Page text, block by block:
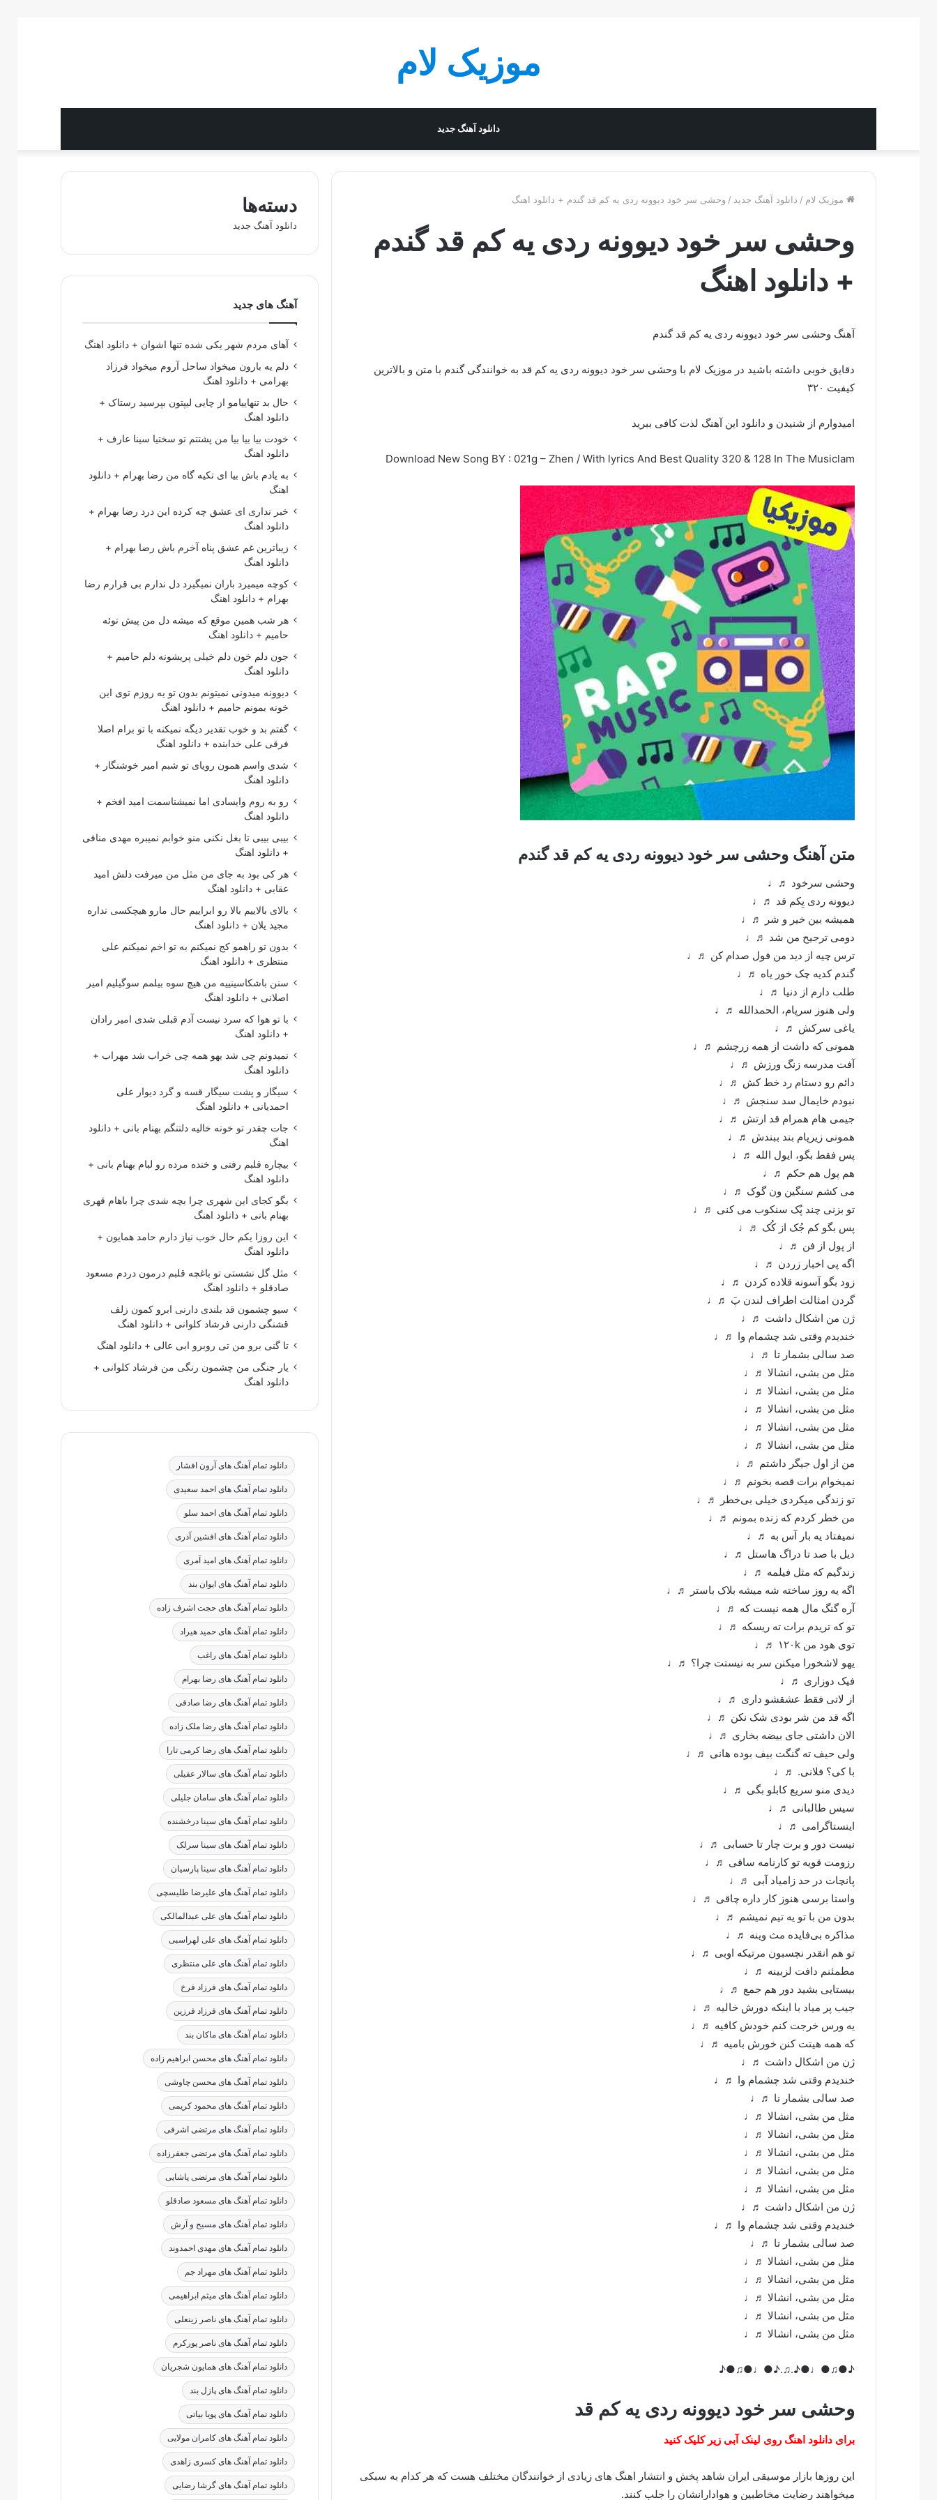
موزیک لام
دانلود آهنگ جدید
موزیک لام / دانلود آهنگ جدید / وحشی سر خود دیوونه ردی یه کم قد گندم + دانلود اهنگ
وحشی سر خود دیوونه ردی یه کم قد گندم
+ دانلود اهنگ
آهنگ وحشی سر خود دیوونه ردی یه کم قد گندم
دقایق خوبی داشته باشید در موزیک لام با وحشی سر خود دیوونه ردی یه کم قد به خوانندگی گندم با متن و بالاترین
کیفیت ۳۲۰
امیدوارم از شنیدن و دانلود این آهنگ لذت کافی ببرید
Download New Song BY : 021g – Zhen / With lyrics And Best Quality 320 & 128 In The Musiclam
متن آهنگ وحشی سر خود دیوونه ردی یه کم قد گندم
وحشی سرخود ♬♩
دیوونه ردی یِکم قد ♬♩
همیشه بین خیر و شر ♬♩
دومی ترجیح من شد ♬♩
ترس چیه از دید من فول صدام کن ♬♩
گندم کدیه چک خور یاه ♬♩
طلب دارم از دنیا ♬♩
ولی هنوز سرپام، الحمدالله ♬♩
یاغی سرکش ♬♩
همونی که داشت از همه زرچشم ♬♩
آفت مدرسه زنگ ورزش ♬♩
دائم رو دستام رد خط کش ♬♩
نبودم خایمال سد سنجش ♬♩
جیمی هام همرام قد ارتش ♬♩
همونی زیرپام بند ببندش ♬♩
پس فقط بگو، ایول الله ♬♩
هم پول هم حکم ♬♩
می کشم سنگین ون گوک ♬♩
تو بزنی چند پُک سنکوب می کنی ♬♩
پس بگو کم جُک از کُک ♬♩
از پول از فن ♬♩
اگه پی اخبار زردن ♬♩
زود بگو آسونه قلاده کردن ♬♩
گردن امثالت اطراف لندن پَ ♬♩
ژن من اشکال داشت ♬♩
خندیدم وقتی شد چشمام وا ♬♩
صد سالی بشمار تا ♬♩
مثل من بشی، انشالا ♬♩
مثل من بشی، انشالا ♬♩
مثل من بشی، انشالا ♬♩
مثل من بشی، انشالا ♬♩
مثل من بشی، انشالا ♬♩
من از اول جیگر داشتم ♬♩
نمیخوام برات قصه بخونم ♬♩
تو زندگی میکردی خیلی بی‌خطر ♬♩
من خطر کردم که زنده بمونم ♬♩
نمیفتاد یه بار آس به ♬♩
دیل با صد تا دراگ هاستل ♬♩
زندگیم که مثل فیلمه ♬♩
اگه یه روز ساخته شه میشه بلاک باستر ♬♩
آره گنگ مال همه نیست که ♬♩
تو که تریدم برات ته ریسکه ♬♩
توی هود من ۱۲۰k ♬♩
یهو لاشخورا میکنن سر به نیستت چرا؟ ♬♩
فیک دوزاری ♬♩
از لاتی فقط عشقشو داری ♬♩
اگه قد من شر بودی شک نکن ♬♩
الان داشتی جای بیضه بخاری ♬♩
ولی حیف ته گنگت بیف بوده هانی ♬♩
با کی؟ فلانی. ♬♩
دیدی منو سریع کابلو بگی ♬♩
سیس طالبانی ♬♩
اینستاگرامی ♬♩
نیست دور و برت چار تا حسابی ♬♩
رزومت قویه تو کارنامه ساقی ♬♩
پانچات در حد زامیاد آبی ♬♩
واستا برسی هنوز کار داره چاقی ♬♩
بدون من با تو یه تیم نمیشم ♬♩
مذاکره بی‌فایده مث وینه ♬♩
تو هم انقدر نچسبون مرتیکه اوبی ♬♩
مطمئنم دافت لزبینه ♬♩
بیستایی بشید دور هم جمع ♬♩
جیب پر میاد با اینکه دورش خالیه ♬♩
یه ورس خرجت کنم خودش کافیه ♬♩
که همه هیتت کنن خورش بامیه ♬♩
ژن من اشکال داشت ♬♩
خندیدم وقتی شد چشمام وا ♬♩
صد سالی بشمار تا ♬♩
مثل من بشی، انشالا ♬♩
مثل من بشی، انشالا ♬♩
مثل من بشی، انشالا ♬♩
مثل من بشی، انشالا ♬♩
مثل من بشی، انشالا ♬♩
ژن من اشکال داشت ♬♩
خندیدم وقتی شد چشمام وا ♬♩
صد سالی بشمار تا ♬♩
مثل من بشی، انشالا ♬♩
مثل من بشی، انشالا ♬♩
مثل من بشی، انشالا ♬♩
مثل من بشی، انشالا ♬♩
مثل من بشی، انشالا ♬♩
♪●♫●♩●♪.♫.♪●♩●♫●♪
وحشی سر خود دیوونه ردی یه کم قد
برای دانلود اهنگ روی لینک آبی زیر کلیک کنید
این روزها بازار موسیقی ایران شاهد پخش و انتشار اهنگ های زیادی از خوانندگان مختلف هست که هر کدام به سبکی
میخواهند رضایت مخاطبین و هوادارانشان را جلب کنند.
دسته‌ها
دانلود آهنگ جدید
آهنگ های جدید
آهای مردم شهر یکی شده تنها اشوان + دانلود اهنگ
دلم یه بارون میخواد ساحل آروم میخواد فرزاد
بهرامی + دانلود اهنگ
حال بد تنهاییامو از چایی لیپتون بپرسید رستاک +
دانلود اهنگ
خودت بیا بیا بیا من پشتتم تو سختیا سینا عارف +
دانلود اهنگ
به یادم باش بیا ای تکیه گاه من رضا بهرام + دانلود
اهنگ
خبر نداری ای عشق چه کرده این درد رضا بهرام +
دانلود اهنگ
زیباترین غم عشق پناه آخرم باش رضا بهرام +
دانلود اهنگ
کوچه میمیرد باران نمیگیرد دل ندارم بی قرارم رضا
بهرام + دانلود اهنگ
هر شب همین موقع که میشه دل من پیش توئه
حامیم + دانلود اهنگ
جون دلم خون دلم خیلی پریشونه دلم حامیم +
دانلود اهنگ
دیوونه میدونی نمیتونم بدون تو یه روزم توی این
خونه بمونم حامیم + دانلود اهنگ
گفتم بد و خوب تقدیر دیگه نمیکنه با تو برام اصلا
فرقی علی خدابنده + دانلود اهنگ
شدی واسم همون رویای تو شبم امیر خوشنگار +
دانلود اهنگ
رو به روم وایسادی اما نمیشناسمت امید افخم +
دانلود اهنگ
بیبی بیبی تا بغل نکنی منو خوابم نمیبره مهدی منافی
+ دانلود اهنگ
هر کی بود به جای من مثل من میرفت دلش امید
عقابی + دانلود اهنگ
بالای بالاییم بالا رو ابراییم حال مارو هیچکسی نداره
مجید یلان + دانلود اهنگ
بدون تو راهمو کج نمیکنم به تو اخم نمیکنم علی
منتظری + دانلود اهنگ
سنن باشکاسینییه من هیچ سوه بیلمم سوگیلیم امیر
اصلانی + دانلود اهنگ
با تو هوا که سرد نیست آدم قبلی شدی امیر رادان
+ دانلود اهنگ
نمیدونم چی شد یهو همه چی خراب شد مهراب +
دانلود اهنگ
سیگار و پشت سیگار قسه و گرد دیوار علی
احمدیانی + دانلود اهنگ
جات چقدر تو خونه خالیه دلتنگم بهنام بانی + دانلود
اهنگ
بیچاره قلبم رفتی و خنده مرده رو لبام بهنام بانی +
دانلود اهنگ
بگو کجای این شهری چرا بچه شدی چرا باهام قهری
بهنام بانی + دانلود اهنگ
این روزا یکم حال خوب نیاز دارم حامد همایون +
دانلود اهنگ
مثل گل نشستی تو باغچه قلبم درمون دردم مسعود
صادقلو + دانلود اهنگ
سیو چشمون قد بلندی دارنی ابرو کمون زلف
قشنگی دارنی فرشاد کلوانی + دانلود اهنگ
تا گنی برو من تی روبرو ابی عالی + دانلود اهنگ
یار جنگی من چشمون رنگی من فرشاد کلوانی +
دانلود اهنگ
دانلود تمام آهنگ های آرون افشار
دانلود تمام آهنگ های احمد سعیدی
دانلود تمام آهنگ های احمد سلو
دانلود تمام آهنگ های افشین آذری
دانلود تمام آهنگ های امید آمری
دانلود تمام آهنگ های ایوان بند
دانلود تمام آهنگ های حجت اشرف زاده
دانلود تمام آهنگ های حمید هیراد
دانلود تمام آهنگ های راغب
دانلود تمام آهنگ های رضا بهرام
دانلود تمام آهنگ های رضا صادقی
دانلود تمام آهنگ های رضا ملک زاده
دانلود تمام آهنگ های رضا کرمی تارا
دانلود تمام آهنگ های سالار عقیلی
دانلود تمام آهنگ های سامان جلیلی
دانلود تمام آهنگ های سینا درخشنده
دانلود تمام آهنگ های سینا سرلک
دانلود تمام آهنگ های سینا پارسیان
دانلود تمام آهنگ های علیرضا طلیسچی
دانلود تمام آهنگ های علی عبدالمالکی
دانلود تمام آهنگ های علی لهراسبی
دانلود تمام آهنگ های علی منتظری
دانلود تمام آهنگ های فرزاد فرخ
دانلود تمام آهنگ های فرزاد فرزین
دانلود تمام آهنگ های ماکان بند
دانلود تمام آهنگ های محسن ابراهیم زاده
دانلود تمام آهنگ های محسن چاوشی
دانلود تمام آهنگ های محمود کریمی
دانلود تمام آهنگ های مرتضی اشرفی
دانلود تمام آهنگ های مرتضی جعفرزاده
دانلود تمام آهنگ های مرتضی پاشایی
دانلود تمام آهنگ های مسعود صادقلو
دانلود تمام آهنگ های مسیح و آرش
دانلود تمام آهنگ های مهدی احمدوند
دانلود تمام آهنگ های مهراد جم
دانلود تمام آهنگ های میثم ابراهیمی
دانلود تمام آهنگ های ناصر زینعلی
دانلود تمام آهنگ های ناصر پورکرم
دانلود تمام آهنگ های همایون شجریان
دانلود تمام آهنگ های پازل بند
دانلود تمام آهنگ های پویا بیاتی
دانلود تمام آهنگ های کامران مولایی
دانلود تمام آهنگ های کسری زاهدی
دانلود تمام آهنگ های گرشا رضایی